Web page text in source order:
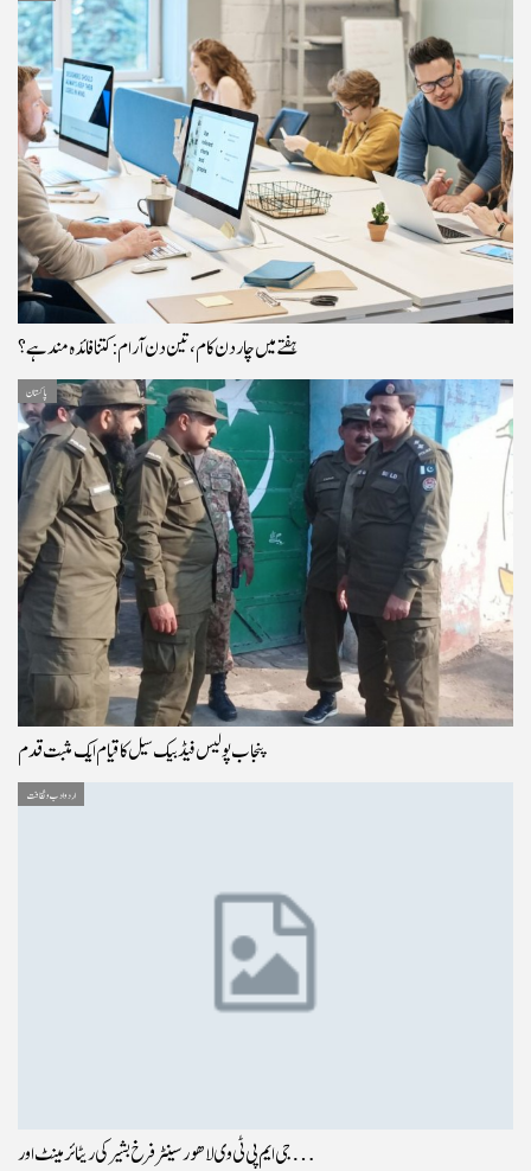
ہفتے میں چار دن کام، تین دن آرام: کتنا فائدہ مند ہے؟
پاکستان
پنجاب پولیس فیڈ بیک سیل کا قیام ایک مثبت قدم
اردو ادب و ثقافت
جی ایم پی ٹی وی لاھور سینٹر فرخ بشیر کی ریٹائر مینٹ اور…